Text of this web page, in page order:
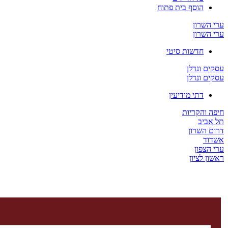
הוסף בית פתוח
ערי השרון
ערי השרון
חדשות סיטי
עסקים ונדלן
עסקים ונדלן
דתי מודיעין
חיפה והקריות
תל אביב
דרום השרון
אשדוד
ערי הצפון
ראשון לציון